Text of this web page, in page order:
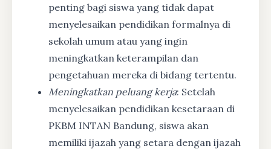
penting bagi siswa yang tidak dapat
menyelesaikan pendidikan formalnya di
sekolah umum atau yang ingin
meningkatkan keterampilan dan
pengetahuan mereka di bidang tertentu.
Meningkatkan peluang kerja: Setelah
menyelesaikan pendidikan kesetaraan di
PKBM INTAN Bandung, siswa akan
memiliki ijazah yang setara dengan ijazah